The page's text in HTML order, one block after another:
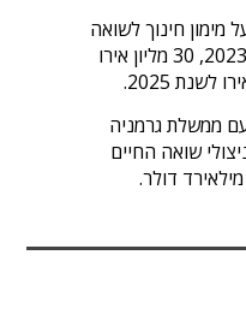
חינוך לשואה
של 25 מיליון אירו לשנת 2023, 30 מליון אירו
ממשלת גרמניה
שואה החיים